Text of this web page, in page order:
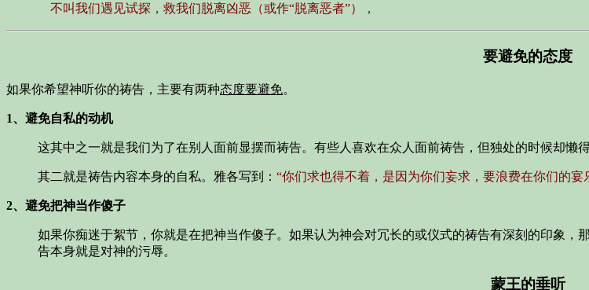
不叫我们遇见试探，救我们脱离凶恶（或作“脱离恶者”），
要避免的态度
如果你希望神听你的祷告，主要有两种态度要避免。
1、避免自私的动机
这其中之一就是我们为了在别人面前显摆而祷告。有些人喜欢在众人面前祷告，但独处的时候却懒
其二就是祷告内容本身的自私。雅各写到： “你们求也得不着，是因为你们妄求，要浪费在你们的宴
2、避免把神当作傻子
如果你痴迷于絮节，你就是在把神当作傻子。如果认为神会对冗长的或仪式的祷告有深刻的印象
告本身就是对神的污辱。
蒙王的垂听